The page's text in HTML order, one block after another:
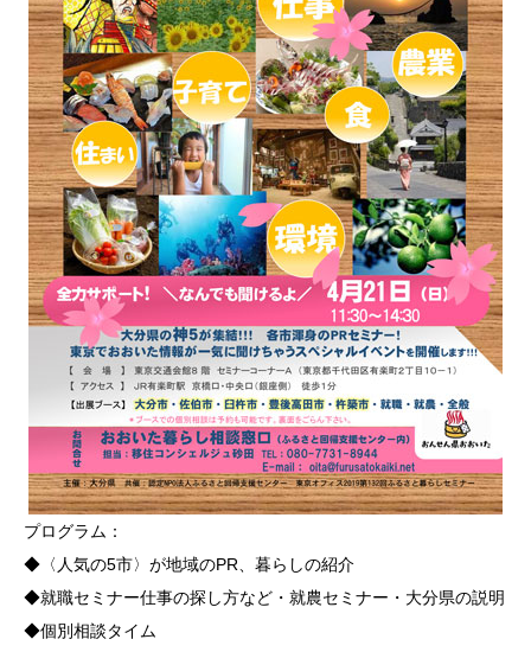
プログラム：
◆〈人気の5市〉が地域のPR、暮らしの紹介
◆就職セミナー仕事の探し方など・就農セミナー・大分県の説明
◆個別相談タイム